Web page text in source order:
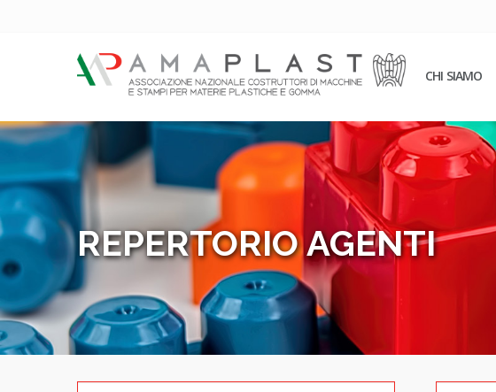
CHI SIAMO
REPERTORIO AGENTI